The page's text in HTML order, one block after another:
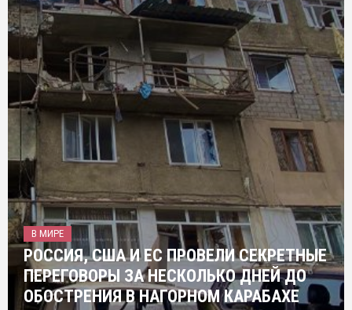
В МИРЕ
РОССИЯ, США И ЕС ПРОВЕЛИ СЕКРЕТНЫЕ
ПЕРЕГОВОРЫ ЗА НЕСКОЛЬКО ДНЕЙ ДО
ОБОСТРЕНИЯ В НАГОРНОМ КАРАБАХЕ